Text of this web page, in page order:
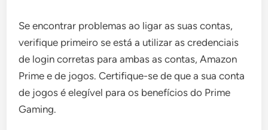
Se encontrar problemas ao ligar as suas contas,
verifique primeiro se está a utilizar as credenciais
de login corretas para ambas as contas, Amazon
Prime e de jogos. Certifique-se de que a sua conta
de jogos é elegível para os benefícios do Prime
Gaming.